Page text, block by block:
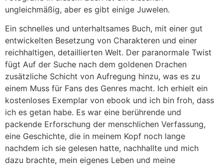
ungleichmäßig, aber es gibt einige Juwelen.
Ein schnelles und unterhaltsames Buch, mit einer gut
entwickelten Besetzung von Charakteren und einer
reichhaltigen, detaillierten Welt. Der paranormale Twist
fügt Auf der Suche nach dem goldenen Drachen
zusätzliche Schicht von Aufregung hinzu, was es zu
einem Muss für Fans des Genres macht. Ich erhielt ein
kostenloses Exemplar von ebook und ich bin froh, dass
ich es getan habe. Es war eine berührende und
packende Erforschung der menschlichen Verfassung,
eine Geschichte, die in meinem Kopf noch lange
nachdem ich sie gelesen hatte, nachhallte und mich
dazu brachte, mein eigenes Leben und meine